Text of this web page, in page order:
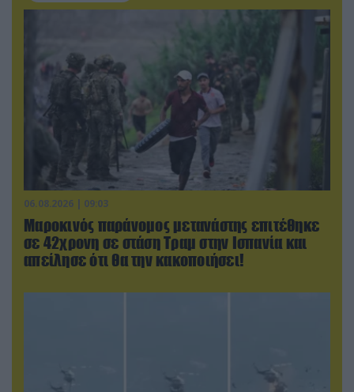
06.08.2026 | 09:03
Μαροκινός παράνομος μετανάστης επιτέθηκε
σε 42χρονη σε στάση Τραμ στην Ισπανία και
απείλησε ότι θα την κακοποιήσει!